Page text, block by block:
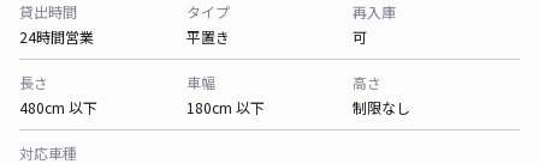
貸出時間
24時間営業
タイプ
平置き
再入庫
可
長さ
480cm 以下
車幅
180cm 以下
高さ
制限なし
対応車種